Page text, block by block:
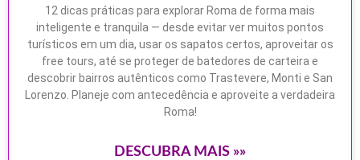
12 dicas práticas para explorar Roma de forma mais
inteligente e tranquila — desde evitar ver muitos pontos
turísticos em um dia, usar os sapatos certos, aproveitar os
free tours, até se proteger de batedores de carteira e
descobrir bairros autênticos como Trastevere, Monti e San
Lorenzo. Planeje com antecedência e aproveite a verdadeira
Roma!
DESCUBRA MAIS »»